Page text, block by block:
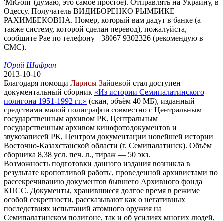
'MiGom' (думаю, это самое простое). Отправлять на Украину, в
Одессу. Получатель ВИДИБОРЕНКО РЫМБИКЕ
РАХИМБЕКОВНА. Номер, который вам дадут в банке (а
также систему, которой сделан перевод), пожалуйста,
сообщите Рае по телефону +38067 9302326 (рекомендую в
СМС).
Юрий Шафран
2013-10-10
Благодаря помощи Ларисы Зайцевой стал доступен
документальный сборник «Из истории Семипалатинского
полигона 1951-1992 гг.» (скан, объём 40 МБ), изданный
средствами малой полиграфии совместно с Центральным
государственным архивом РК, Центральным
государственным архивом кинофотодокументов и
звукозаписей РК, Центром документации новейшей истории
Восточно-Казахстанской области (г. Семипалатинск). Объём
сборника 8,38 усл. печ. л., тираж — 50 экз.
Возможность подготовки данного издания возникла в
результате кропотливой работы, проведенной архивистами по
рассекречиванию документов бывшего Архивного фонда
КПСС. Документы, хранившиеся долгое время в режиме
особой секретности, рассказывают как о негативных
последствиях испытаний атомного оружия на
Семипалатинском полигоне, так и об усилиях многих людей,